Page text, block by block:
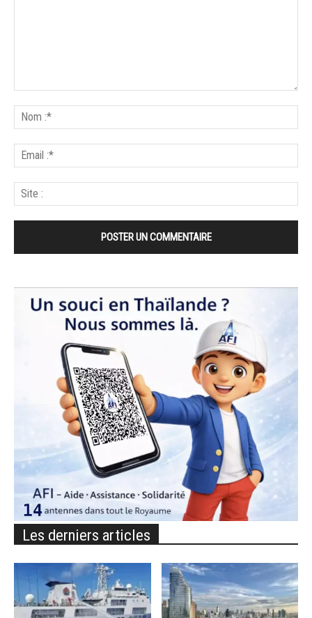
Les derniers articles